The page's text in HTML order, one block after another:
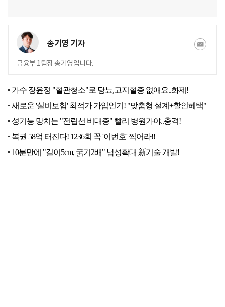
송기영 기자
금융부 1팀장 송기영입니다.